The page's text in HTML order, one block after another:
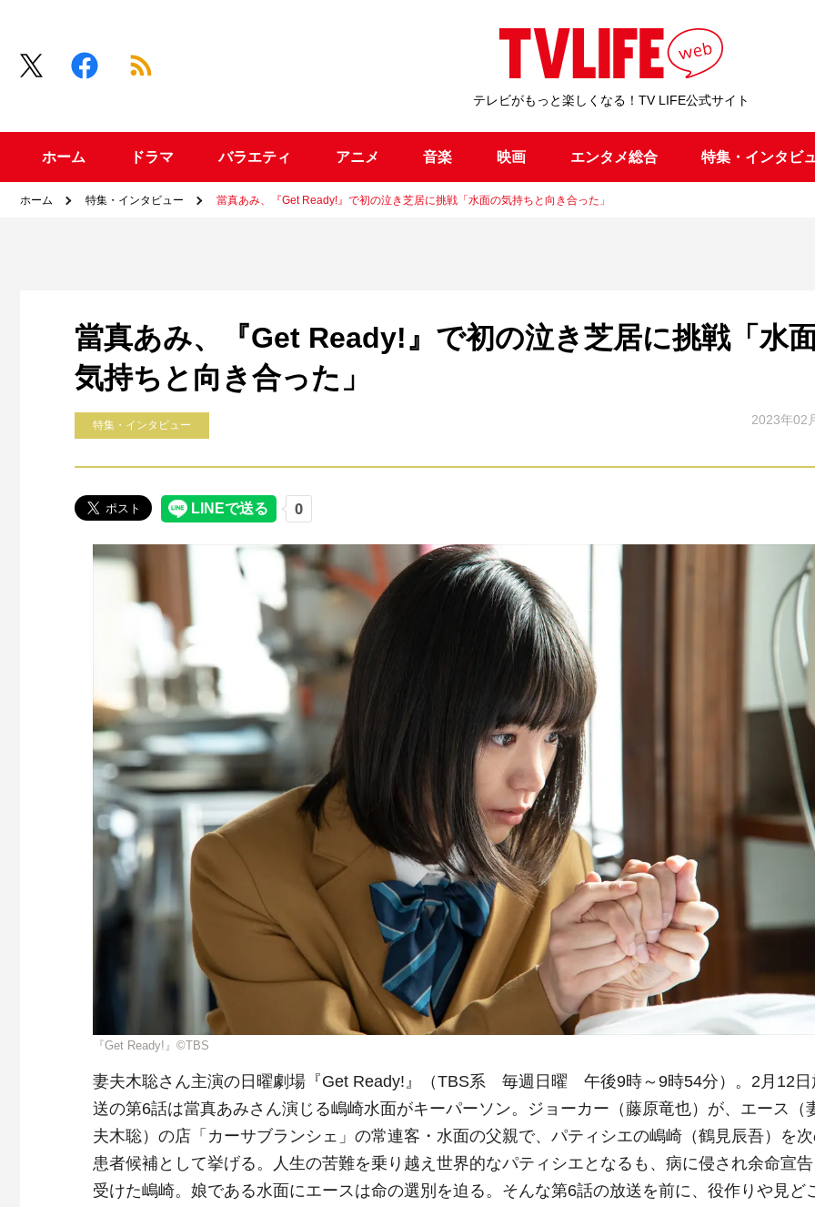
テレビがもっと楽しくなる！TV LIFE公式サイト
ホーム ドラマ バラエティ アニメ 音楽 映画 エンタメ総合 特集・インタビ
ホーム 特集・インタビュー 當真あみ、『Get Ready!』で初の泣き芝居に挑戦「水面の気持ちと向き合った」
當真あみ、『Get Ready!』で初の泣き芝居に挑戦「水
気持ちと向き合った」
特集・インタビュー 2023年02
『Get Ready!』©TBS
妻夫木聡さん主演の日曜劇場『Get Ready!』（TBS系 毎週日曜 午後9時～9時54分）。2月12日
送の第6話は當真あみさん演じる嶋崎水面がキーパーソン。ジョーカー（藤原竜也）が、エース（
夫木聡）の店「カーサブランシェ」の常連客・水面の父親で、パティシエの嶋崎（鶴見辰吾）を
患者候補として挙げる。人生の苦難を乗り越え世界的なパティシエとなるも、病に侵され余命宣
受けた嶋崎。娘である水面にエースは命の選別を迫る。そんな第6話の放送を前に、役作りや見ど